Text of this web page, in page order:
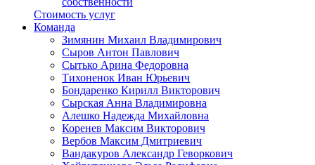
Стоимость услуг
Команда
Зимянин Михаил Владимирович
Сыров Антон Павлович
Сытько Арина Федоровна
Тихоненок Иван Юрьевич
Бондаренко Кирилл Викторович
Сырская Анна Владимировна
Алешко Надежда Михайловна
Коренев Максим Викторович
Вербов Максим Дмитриевич
Вандакуров Александр Геворкович